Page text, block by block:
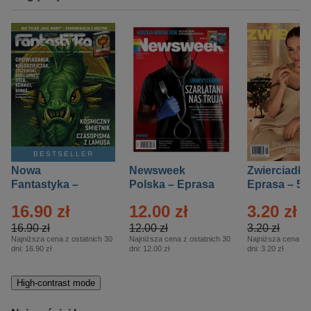
BESTSELLER
Nowa
Fantastyka –
16.90 zł
16.90 zł
Najniższa cena z ostatnich 30
dni: 16.90 zł
Newsweek
Polska – Eprasa
12.00 zł
12.00 zł
Najniższa cena z ostatnich 30
dni: 12.00 zł
Zwierciadło
Eprasa – 5/
3.20 zł
3.20 zł
Najniższa cena z
dni: 3.20 zł
High-contrast mode